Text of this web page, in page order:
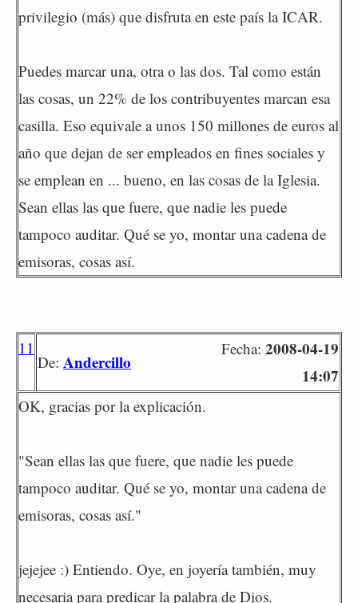
privilegio (más) que disfruta en este país la ICAR.
Puedes marcar una, otra o las dos. Tal como están
las cosas, un 22% de los contribuyentes marcan esa
casilla. Eso equivale a unos 150 millones de euros al
año que dejan de ser empleados en fines sociales y
se emplean en ... bueno, en las cosas de la Iglesia.
Sean ellas las que fuere, que nadie les puede
tampoco auditar. Qué se yo, montar una cadena de
emisoras, cosas así.
11
De: Andercillo
Fecha: 2008-04-19
14:07
OK, gracias por la explicación.
"Sean ellas las que fuere, que nadie les puede
tampoco auditar. Qué se yo, montar una cadena de
emisoras, cosas así."
jejejee :) Entiendo. Oye, en joyería también, muy
necesaria para predicar la palabra de Dios.